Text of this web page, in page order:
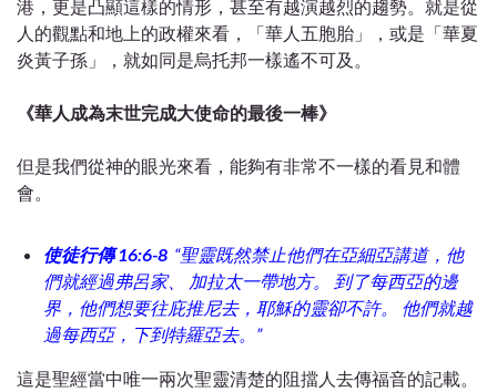
港，更是凸顯這樣的情形，甚至有越演越烈的趨勢。就是從
人的觀點和地上的政權來看，「華人五胞胎」，或是「華夏
炎黃子孫」，就如同是烏托邦一樣遙不可及。
《華人成為末世完成大使命的最後一棒》
但是我們從神的眼光來看，能夠有非常不一樣的看見和體
會。
使徒行傳 16:6-8 “聖靈既然禁止他們在亞細亞講道，他
們就經過弗呂家、 加拉太一帶地方。 到了每西亞的邊
界，他們想要往庇推尼去，耶穌的靈卻不許。 他們就越
過每西亞，下到特羅亞去。”
這是聖經當中唯一兩次聖靈清楚的阻擋人去傳福音的記載。